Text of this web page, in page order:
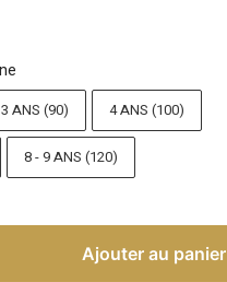
3 ANS (90) 4 ANS (100)
8 - 9 ANS (120)
Ajouter au panier